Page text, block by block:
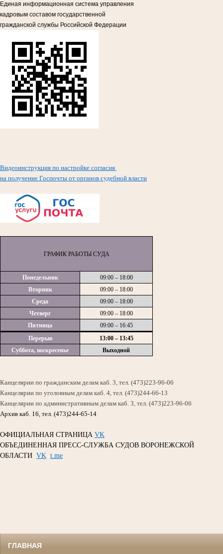
Единая информационная система управления
кадровым составом государственной
гражданской службы Российской Федерации
Видеоинструкция по настройке согласия
на получение Госпочты от органов судебной власти
ГРАФИК РАБОТЫ СУДА
Понедельник
09:00 – 18:00
Вторник
09:00 – 18:00
Среда
09:00 – 18:00
Четверг
09:00 – 18:00
Пятница
09:00 – 16:45
Перерыв
13:00 – 13:45
Суббота, воскресенье
Выходной
Канцелярии по гражданским делам каб. 3, тел. (473)223-96-06
Канцелярии по уголовным делам каб. 4, тел. (473)244-66-13
Канцелярии по административным делам каб. 3, тел. (473)223-96-06
Архив каб. 16, тел. (473)244-65-14
ОФИЦИАЛЬНАЯ СТРАНИЦА VK
ОБЪЕДИНЕННАЯ ПРЕСС-СЛУЖБА СУДОВ ВОРОНЕЖСКОЙ
ОБЛАСТИ VK t.me
ГЛАВНАЯ